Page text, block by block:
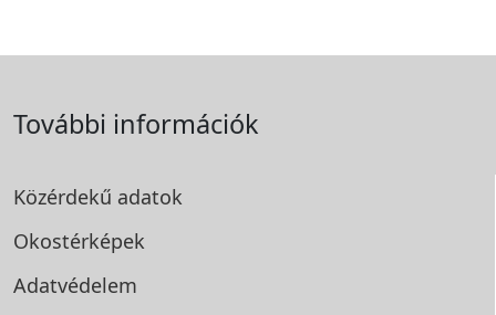
További információk
Közérdekű adatok
Okostérképek
Adatvédelem